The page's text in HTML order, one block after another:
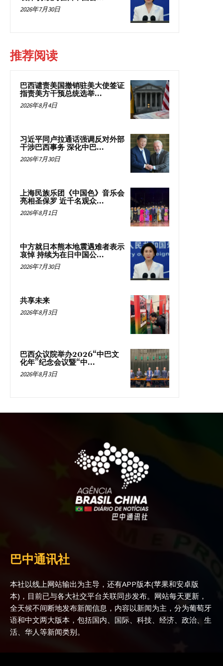
2026年7月30日
推荐阅读
巴西谴责美国撤销驻美大使签证
指责美方干预总统选举...
2026年8月4日
习近平同卢拉通话强调反对外部
干涉巴西事务 深化中巴...
2026年7月30日
上海民族乐团《中国色》音乐会
亮相圣保罗 近千名观众...
2026年8月1日
中方就日本熊本地震遇难者表示
哀悼 持续为在日中国公...
2026年7月30日
共享未来
2026年8月3日
巴西众议院举办2026“中巴文
化年”纪念会议暨“中...
2026年8月3日
巴中通讯社
本社以线上网站输出为主导，还有APP版本(苹果和安卓版
本)，目前已与各大社交平台关联同步发布。网站每天更新，
全天候不间断地发布新闻信息，内容以新闻为主，分为葡萄牙
语和中文两大版本，包括国内、国际、科技、经济、政治、生
活、华人等新闻类别。